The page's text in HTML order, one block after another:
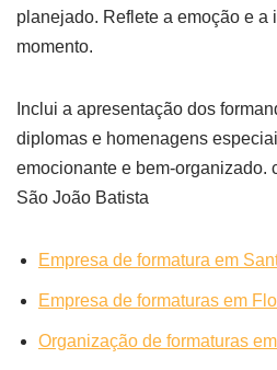
planejado. Reflete a emoção e a
momento.
Inclui a apresentação dos
diplomas e homenagens
emocionante e bem-organizado.
São João Batista
Empresa de formatura em
Empresa de formaturas em
Organização de formaturas